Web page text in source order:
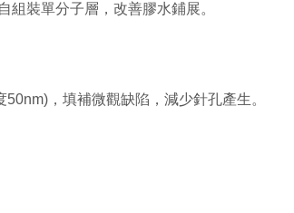
裝單分子層，改善膠水鋪展。
，填補微觀缺陷，減少針孔產生。